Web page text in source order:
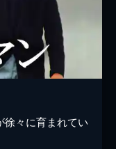
徐々に育まれてい